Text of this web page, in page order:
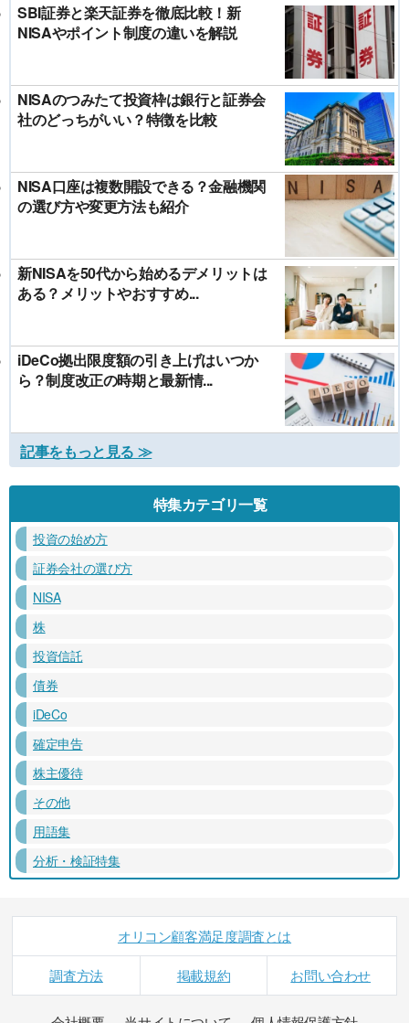
SBI証券と楽天証券を徹底比較！新
NISAやポイント制度の違いを解説
NISAのつみたて投資枠は銀行と証券会
社のどっちがいい？特徴を比較
NISA口座は複数開設できる？金融機関
の選び方や変更方法も紹介
新NISAを50代から始めるデメリットは
ある？メリットやおすすめ...
iDeCo拠出限度額の引き上げはいつか
ら？制度改正の時期と最新情...
記事をもっと見る ≫
特集カテゴリ一覧
投資の始め方
証券会社の選び方
NISA
株
投資信託
債券
iDeCo
確定申告
株主優待
その他
用語集
分析・検証特集
オリコン顧客満足度調査とは
調査方法 掲載規約 お問い合わせ